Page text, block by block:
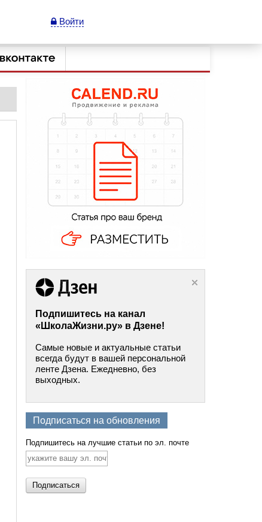
Войти
Подпишитесь на канал
«ШколаЖизни.ру» в Дзене!
Самые новые и актуальные статьи
всегда будут в вашей персональной
ленте Дзена. Ежедневно, без
выходных.
Подписаться на обновления
Подпишитесь на лучшие статьи по эл. почте